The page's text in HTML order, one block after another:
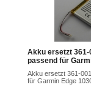
Akku ersetzt 361-
passend für
Akku ersetzt 361-
für Garmin Edge